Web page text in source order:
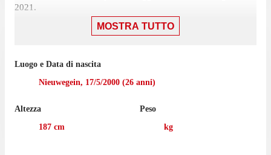
2021.
van Dorp non ha giocato nemmeno una partita di Eerste Divisie
Van Dorp è passato a giocare con l'Emmen nel luglio 2021,
presenze in campionato.
MOSTRA TUTTO
Luogo e Data di nascita
Nieuwegein, 17/5/2000 (26 anni)
Altezza
187 cm
Peso
kg